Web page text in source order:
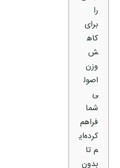
را
برای
کاه
ش
وزن
اصول
ی
شما
فراهم
کرده‌ای
م تا
بدون